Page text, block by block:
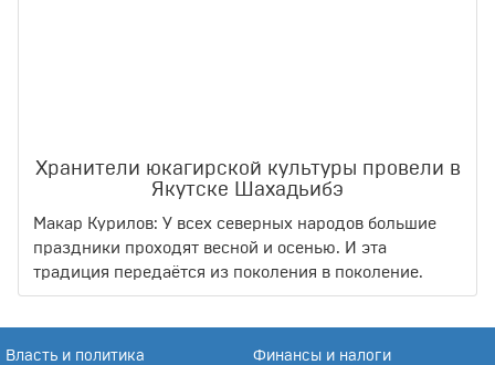
Хранители юкагирской культуры провели в
Якутске Шахадьибэ
Макар Курилов: У всех северных народов большие
праздники проходят весной и осенью. И эта
традиция передаётся из поколения в поколение.
Власть и политика Финансы и налоги